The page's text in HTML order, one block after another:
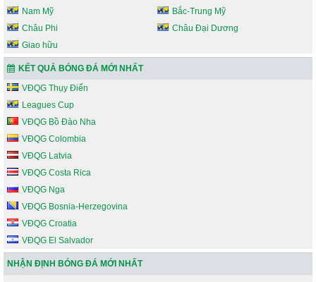
Nam Mỹ
Bắc-Trung Mỹ
Châu Phi
Châu Đại Dương
Giao hữu
KẾT QUẢ BÓNG ĐÁ MỚI NHẤT
VĐQG Thụy Điển
Leagues Cup
VĐQG Bồ Đào Nha
VĐQG Colombia
VĐQG Latvia
VĐQG Costa Rica
VĐQG Nga
VĐQG Bosnia-Herzegovina
VĐQG Croatia
VĐQG El Salvador
NHẬN ĐỊNH BÓNG ĐÁ MỚI NHẤT